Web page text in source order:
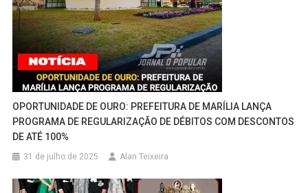
OPORTUNIDADE DE OURO: PREFEITURA DE MARÍLIA LANÇA
PROGRAMA DE REGULARIZAÇÃO DE DÉBITOS COM DESCONTOS
DE ATÉ 100%
31 de julho de 2025 Alan Teixeira